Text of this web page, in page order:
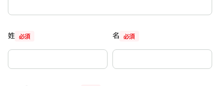
必須
姓 必須
名